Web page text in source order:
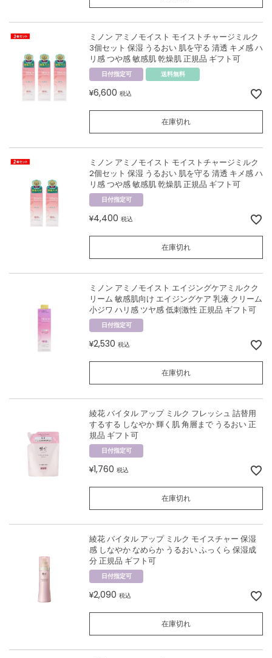
ミノン アミノモイスト モイストチャージミルク
3個セット 保湿 うるおい 肌を守る 清透 キメ感 ハ
リ感 つや感 敏感肌 乾燥肌 正規品 ギフト可
日付指定可 送料無料
¥6,600 税込
在庫切れ
ミノン アミノモイスト モイストチャージミルク
2個セット 保湿 うるおい 肌を守る 清透 キメ感 ハ
リ感 つや感 敏感肌 乾燥肌 正規品 ギフト可
日付指定可
¥4,400 税込
在庫切れ
ミノン アミノモイスト エイジングケアミルクク
リーム 敏感肌向け エイジングケア 乳液 クリーム
小ジワ ハリ感 ツヤ感 低刺激性 正規品 ギフト可
日付指定可
¥2,530 税込
在庫切れ
綾花 バイタル アップ ミルク フレッシュ 詰替用
するする しなやか 輝く肌 角層まで うるおい 正
規品 ギフト可
日付指定可
¥1,760 税込
在庫切れ
綾花 バイタル アップ ミルク モイスチャー 保湿
感 しなやか なめらか うるおい ふっくら 保湿成
分 正規品 ギフト可
日付指定可
¥2,090 税込
在庫切れ